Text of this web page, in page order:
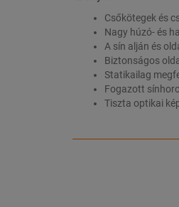
Csőkötegek és
Nagy húzó- és
A sín alján és
Biztonságos
Statikailag
Fogazott
Tiszta optikai